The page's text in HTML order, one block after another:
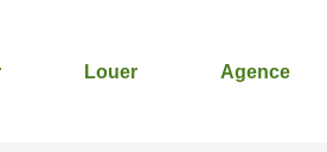
Louer Agence